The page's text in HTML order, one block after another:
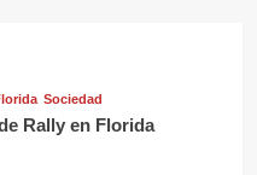
Sociedad
Rally en Florida